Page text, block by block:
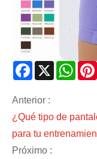
Facebook
X
Anterior :
¿Qué tipo de
para tu
Próximo :